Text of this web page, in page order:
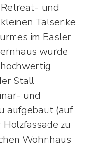
und
Talsenke
im Basler
wurde
Stall
und
aufgebaut (auf
zu
Wohnhaus